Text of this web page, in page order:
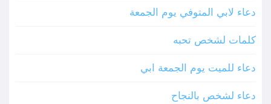
دعاء لابي المتوفي يوم الجمعة
كلمات لشخص تحبه
دعاء للميت يوم الجمعة ابي
دعاء لشخص بالنجاح